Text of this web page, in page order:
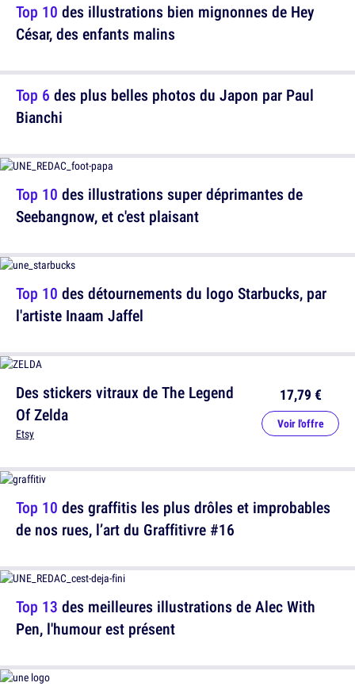
Top 6 des plus belles photos du Japon par Paul
Bianchi
Top 10 des détournements du logo Starbucks, par
l'artiste Inaam Jaffel
Top 10 des graffitis les plus drôles et improbables
de nos rues, l’art du Graffitivre #16
Top 10 des illustrations bien mignonnes de Hey
César, des enfants malins
Top 10 des illustrations super déprimantes de
Seebangnow, et c'est plaisant
Des stickers vitraux de The Legend
Of Zelda
Etsy
17,79 €
Voir l'offre
Top 13 des meilleures illustrations de Alec With
Pen, l'humour est présent